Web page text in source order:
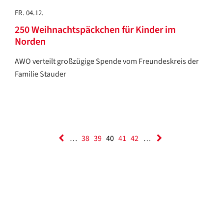
FR. 04.12.
250 Weihnachtspäckchen für Kinder im
Norden
AWO verteilt großzügige Spende vom Freundeskreis der
Familie Stauder
… 38 39 40 41 42 …